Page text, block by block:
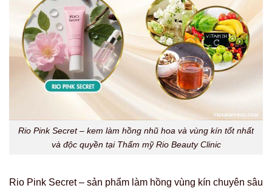
Rio Pink Secret – kem làm hồng nhũ hoa và vùng kín tốt nhất
và độc quyền tại Thẩm mỹ Rio Beauty Clinic
Rio Pink Secret – sản phẩm làm hồng vùng kín chuyên sâu